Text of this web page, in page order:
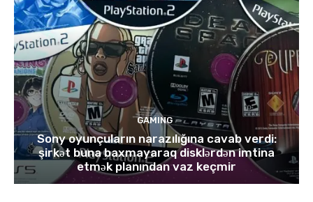
GAMING
Sony oyunçuların narazılığına cavab verdi:
şirkət buna baxmayaraq disklərdən imtina
etmək planından vaz keçmir